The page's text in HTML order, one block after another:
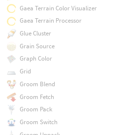
Gaea Terrain Color Visualizer
Gaea Terrain Processor
Glue Cluster
Grain Source
Graph Color
Grid
Groom Blend
Groom Fetch
Groom Pack
Groom Switch